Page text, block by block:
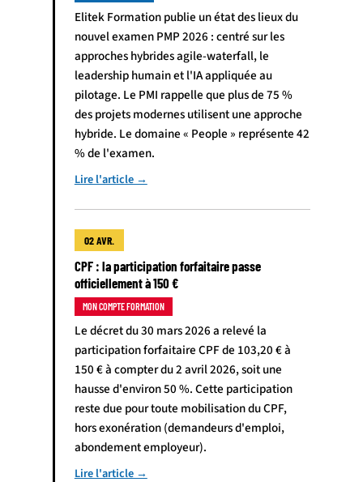
Elitek Formation publie un état des lieux du
nouvel examen PMP 2026 : centré sur les
approches hybrides agile-waterfall, le
leadership humain et l'IA appliquée au
pilotage. Le PMI rappelle que plus de 75 %
des projets modernes utilisent une approche
hybride. Le domaine « People » représente 42
% de l'examen.
Lire l'article →
02 AVR.
CPF : la participation forfaitaire passe
officiellement à 150 €
MON COMPTE FORMATION
Le décret du 30 mars 2026 a relevé la
participation forfaitaire CPF de 103,20 € à
150 € à compter du 2 avril 2026, soit une
hausse d'environ 50 %. Cette participation
reste due pour toute mobilisation du CPF,
hors exonération (demandeurs d'emploi,
abondement employeur).
Lire l'article →